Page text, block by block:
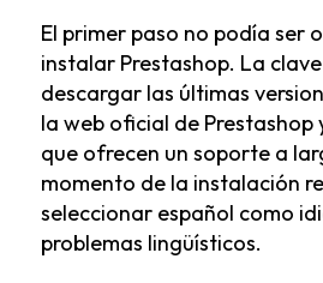
El primer paso no podía ser
instalar Prestashop. La
descargar las últimas
la web oficial de Prestashop
que ofrecen un soporte a
momento de la instalación
seleccionar español como
problemas lingüísticos.